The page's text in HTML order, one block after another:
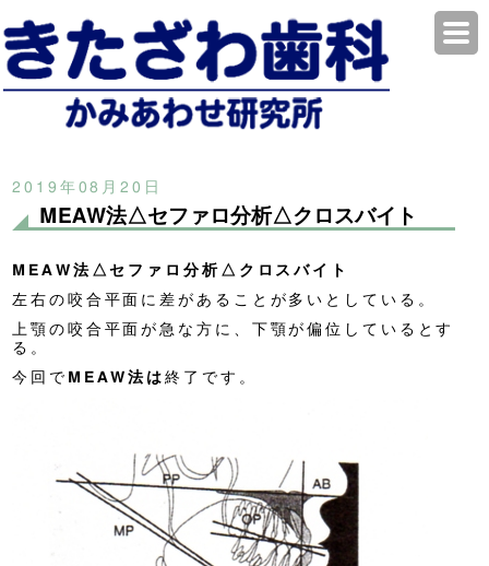
2019年08月20日
MEAW法△セファロ分析△クロスバイト
MEAW法△セファロ分析△ クロスバイト
左右の咬合平面に差があることが多いとしている。
上顎の咬合平面が急な方に、下顎が偏位しているとす
る。
今回で MEAW法は終了です。